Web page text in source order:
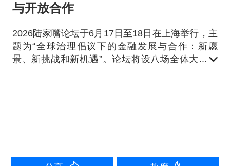
与开放合作
2026陆家嘴论坛于6月17日至18日在上海举行，主
题为“全球治理倡议下的金融发展与合作：新愿
景、新挑战和新机遇”。论坛将设八场全体大会，